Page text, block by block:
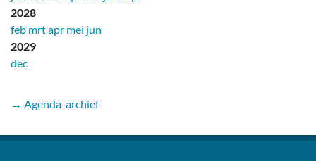
2028
feb mrtapr mei jun
2029
dec
→ Agenda-archief